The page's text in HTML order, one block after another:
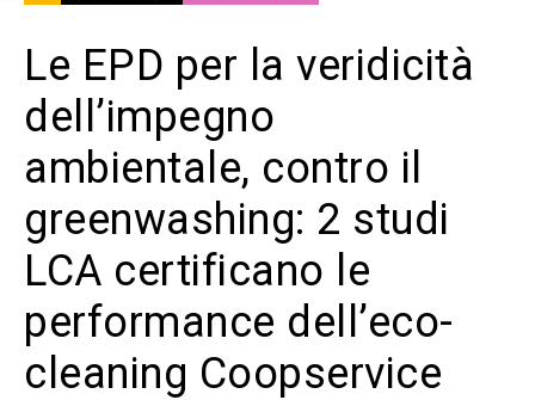
Le EPD per la veridicità
dell’impegno
ambientale, contro il
greenwashing: 2 studi
LCA certificano le
performance dell’eco-
cleaning Coopservice